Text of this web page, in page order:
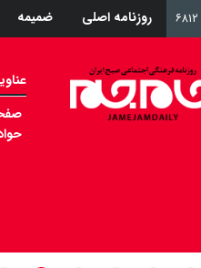
روزنامه اصلی ضمیمه